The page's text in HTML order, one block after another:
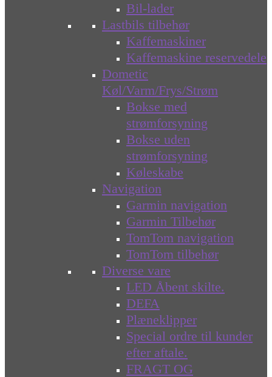
Bil-lader
Lastbils tilbehør
Kaffemaskiner
Kaffemaskine reservedele
Dometic
Køl/Varm/Frys/Strøm
Bokse med
strømforsyning
Bokse uden
strømforsyning
Køleskabe
Navigation
Garmin navigation
Garmin Tilbehør
TomTom navigation
TomTom tilbehør
Diverse vare
LED Åbent skilte.
DEFA
Plæneklipper
Special ordre til kunder
efter aftale.
FRAGT OG